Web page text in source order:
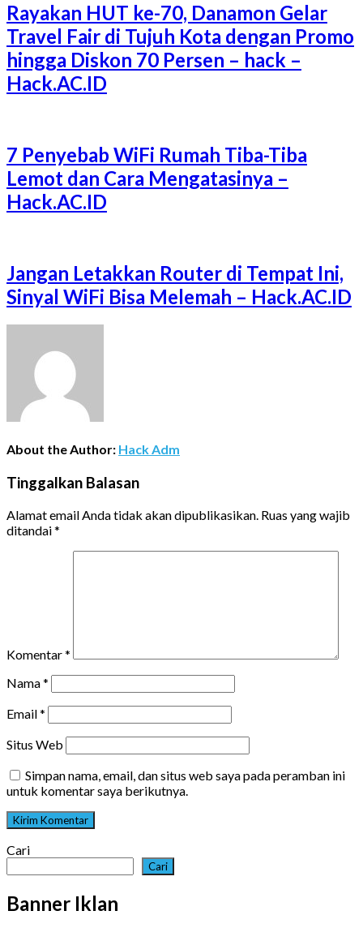
Rayakan HUT ke-70, Danamon Gelar
Travel Fair di Tujuh Kota dengan Promo
hingga Diskon 70 Persen – hack –
Hack.AC.ID
7 Penyebab WiFi Rumah Tiba-Tiba
Lemot dan Cara Mengatasinya –
Hack.AC.ID
Jangan Letakkan Router di Tempat Ini,
Sinyal WiFi Bisa Melemah – Hack.AC.ID
About the Author: Hack Adm
Tinggalkan Balasan
Alamat email Anda tidak akan dipublikasikan. Ruas yang wajib
ditandai*
Komentar*
Nama*
Email*
Situs Web
Simpan nama, email, dan situs web saya pada peramban ini
untuk komentar saya berikutnya.
Cari
Cari
Banner Iklan